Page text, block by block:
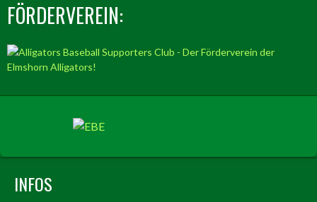
FÖRDERVEREIN:
INFOS